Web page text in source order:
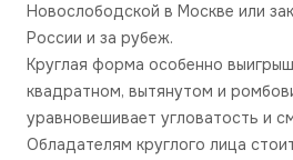
Новослободской в Москве или
России и за рубеж.
Круглая форма особенно
квадратном, вытянутом и
уравновешивает угловатость и
Обладателям круглого лица